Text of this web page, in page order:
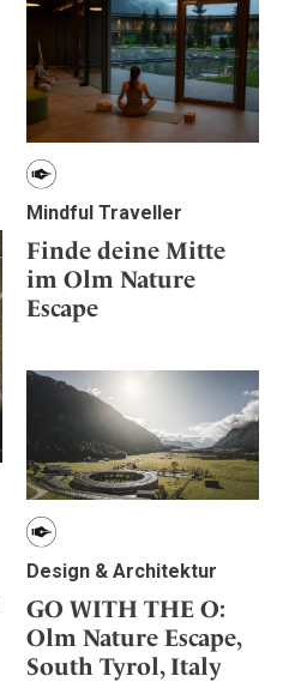
Mindful Traveller
Finde deine Mitte
im Olm Nature
Escape
Design & Architektur
GO WITH THE O:
Olm Nature Escape,
South Tyrol, Italy